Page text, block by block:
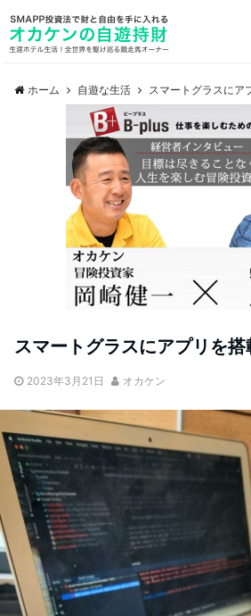
ホーム 自遊な生活 スマートグラスにア
スマートグラスにアプリを搭
2023年3月21日 オカケン